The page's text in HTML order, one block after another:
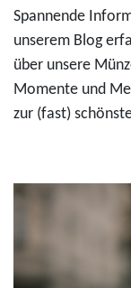
Spannende
unserem Blog
über unsere
Momente und
zur (fast)